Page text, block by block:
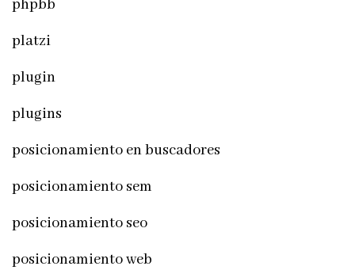
phpbb
platzi
plugin
plugins
posicionamiento en buscadores
posicionamiento sem
posicionamiento seo
posicionamiento web